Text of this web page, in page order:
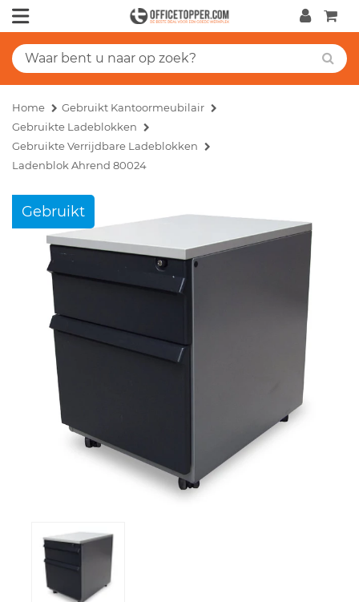
Home
Gebruikt Kantoormeubilair
Gebruikte Ladeblokken
Gebruikte Verrijdbare Ladeblokken
Ladenblok Ahrend 80024
Gebruikt